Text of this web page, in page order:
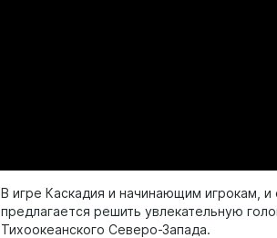
В игре Каскадия и начинающим игрокам,
предлагается решить увлекательную
Тихоокеанского Северо-Запада.